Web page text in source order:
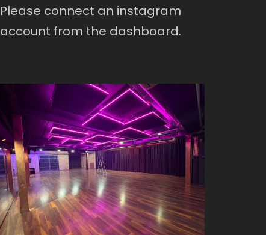
Please connect an instagram
account from the dashboard.